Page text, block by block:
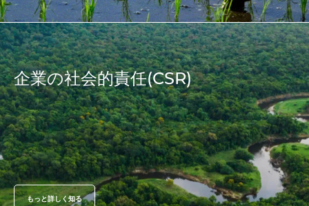
企業の社会的責任(CSR)
もっと詳しく知る